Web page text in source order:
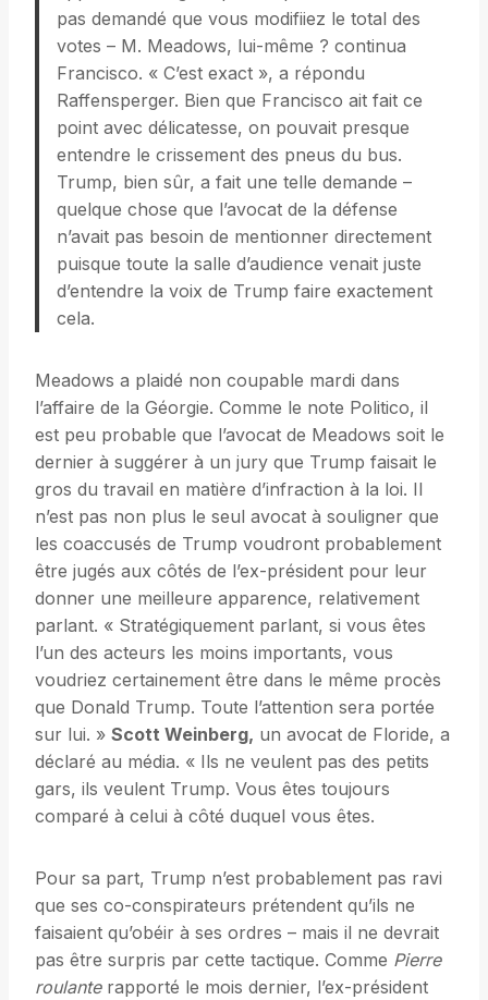
pas demandé que vous modifiiez le total des
votes – M. Meadows, lui-même ? continua
Francisco. « C’est exact », a répondu
Raffensperger. Bien que Francisco ait fait ce
point avec délicatesse, on pouvait presque
entendre le crissement des pneus du bus.
Trump, bien sûr, a fait une telle demande –
quelque chose que l’avocat de la défense
n’avait pas besoin de mentionner directement
puisque toute la salle d’audience venait juste
d’entendre la voix de Trump faire exactement
cela.
Meadows a plaidé non coupable mardi dans
l’affaire de la Géorgie. Comme le note Politico, il
est peu probable que l’avocat de Meadows soit le
dernier à suggérer à un jury que Trump faisait le
gros du travail en matière d’infraction à la loi. Il
n’est pas non plus le seul avocat à souligner que
les coaccusés de Trump voudront probablement
être jugés aux côtés de l’ex-président pour leur
donner une meilleure apparence, relativement
parlant. « Stratégiquement parlant, si vous êtes
l’un des acteurs les moins importants, vous
voudriez certainement être dans le même procès
que Donald Trump. Toute l’attention sera portée
sur lui. » Scott Weinberg, un avocat de Floride, a
déclaré au média. « Ils ne veulent pas des petits
gars, ils veulent Trump. Vous êtes toujours
comparé à celui à côté duquel vous êtes.
Pour sa part, Trump n’est probablement pas ravi
que ses co-conspirateurs prétendent qu’ils ne
faisaient qu’obéir à ses ordres – mais il ne devrait
pas être surpris par cette tactique. Comme Pierre
roulanterapporté le mois dernier, l’ex-président